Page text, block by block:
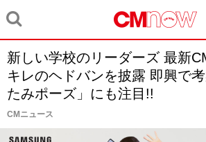
新しい学校のリーダーズ 最新
キレのヘドバンを披露 即興で
たみポーズ」にも注目!!
CMニュース